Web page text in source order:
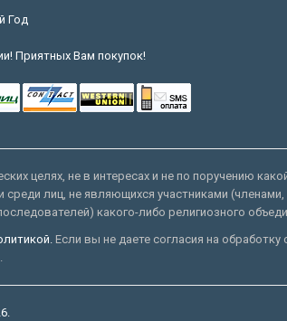
Год
Приятных Вам покупок!
целях, не в интересах и не по поручению
лиц, не являющихся участниками
какого-либо религиозного
Если вы не даете согласия на обработку